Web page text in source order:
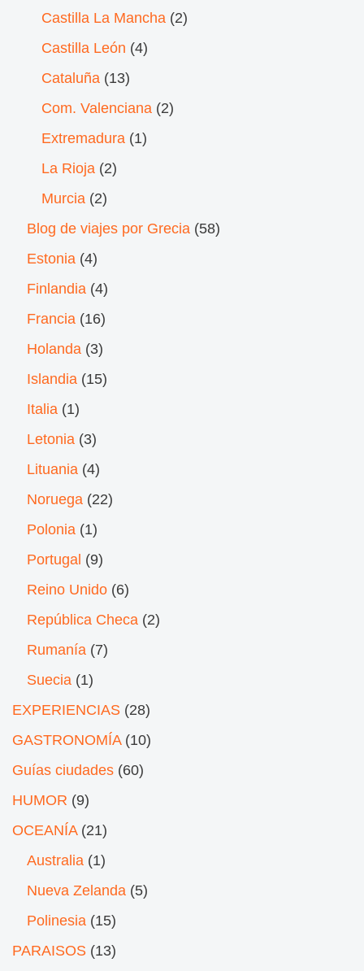
Castilla La Mancha (2)
Castilla León (4)
Cataluña (13)
Com. Valenciana (2)
Extremadura (1)
La Rioja (2)
Murcia (2)
Blog de viajes por Grecia (58)
Estonia (4)
Finlandia (4)
Francia (16)
Holanda (3)
Islandia (15)
Italia (1)
Letonia (3)
Lituania (4)
Noruega (22)
Polonia (1)
Portugal (9)
Reino Unido (6)
República Checa (2)
Rumanía (7)
Suecia (1)
EXPERIENCIAS (28)
GASTRONOMÍA(10)
Guías ciudades (60)
HUMOR (9)
OCEANÍA(21)
Australia (1)
Nueva Zelanda (5)
Polinesia (15)
PARAISOS (13)